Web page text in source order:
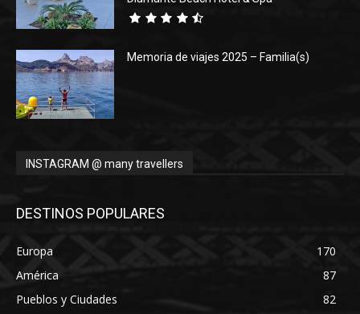
Memoria de viajes 2025 – Familia(s)
INSTAGRAM @ many travellers
DESTINOS POPULARES
Europa
170
América
87
Pueblos y Ciudades
82